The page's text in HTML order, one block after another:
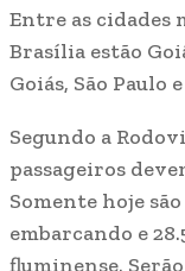
Entre as cidades
Brasília estão
Goiás, São Paulo
Segundo a
passageiros
Somente hoje são
embarcando e
fluminense.